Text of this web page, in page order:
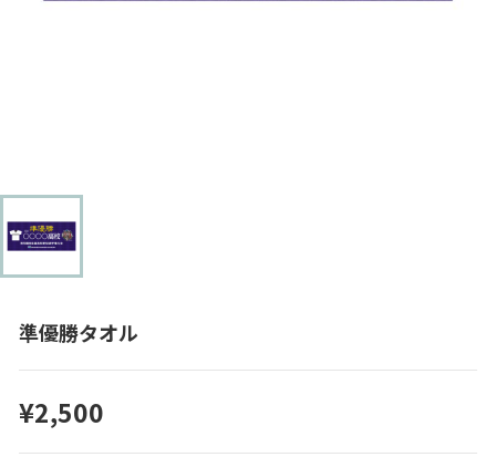
準優勝タオル
¥2,500